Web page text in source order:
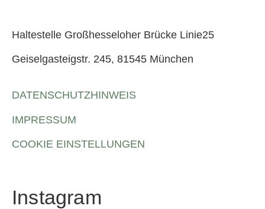
Haltestelle Großhesseloher Brücke Linie25
Geiselgasteigstr. 245, 81545 München
DATENSCHUTZHINWEIS
IMPRESSUM
COOKIE EINSTELLUNGEN
Instagram